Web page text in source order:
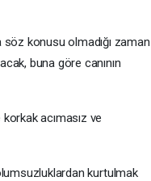
konusu olmadığı zaman
buna göre canının
acımasız ve
kurtulmak